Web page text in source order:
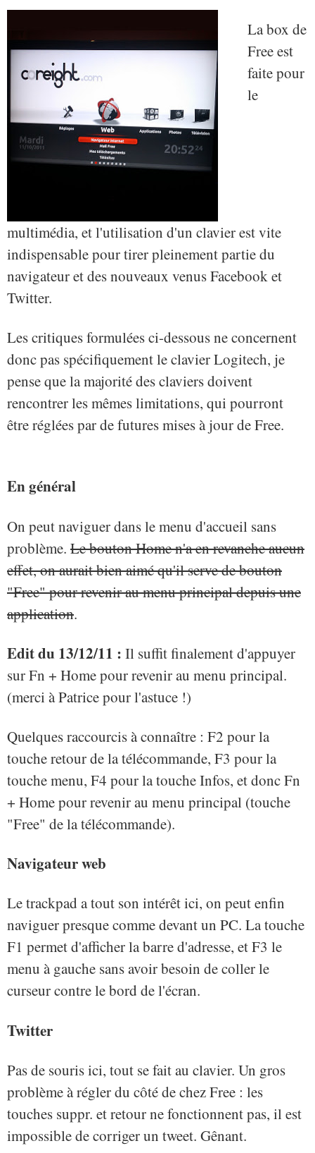
La box de
Free est
faite pour
le
multimédia, et l'utilisation d'un clavier est vite
indispensable pour tirer pleinement partie du
navigateur et des nouveaux venus Facebook et
Twitter.
Les critiques formulées ci-dessous ne concernent
donc pas spécifiquement le clavier Logitech, je
pense que la majorité des claviers doivent
rencontrer les mêmes limitations, qui pourront
être réglées par de futures mises à jour de Free.
En général
On peut naviguer dans le menu d'accueil sans
problème. Le bouton Home n'a en revanche aucun
effet, on aurait bien aimé qu'il serve de bouton
"Free" pour revenir au menu principal depuis une
application.
Edit du 13/12/11 : Il suffit finalement d'appuyer
sur Fn + Home pour revenir au menu principal.
(merci à Patrice pour l'astuce !)
Quelques raccourcis à connaître : F2 pour la
touche retour de la télécommande, F3 pour la
touche menu, F4 pour la touche Infos, et donc Fn
+ Home pour revenir au menu principal (touche
"Free" de la télécommande).
Navigateur web
Le trackpad a tout son intérêt ici, on peut enfin
naviguer presque comme devant un PC. La touche
F1 permet d'afficher la barre d'adresse, et F3 le
menu à gauche sans avoir besoin de coller le
curseur contre le bord de l'écran.
Twitter
Pas de souris ici, tout se fait au clavier. Un gros
problème à régler du côté de chez Free : les
touches suppr. et retour ne fonctionnent pas, il est
impossible de corriger un tweet. Gênant.